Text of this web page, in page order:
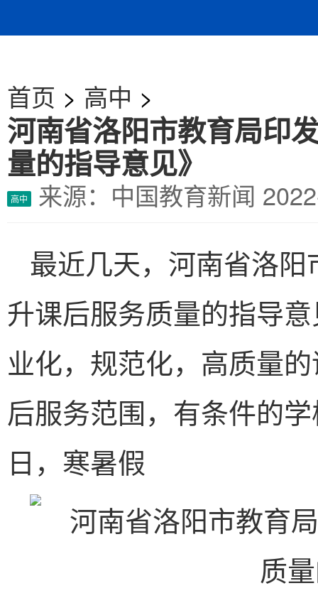
首页 > 高中 >
河南省洛阳市教育局印
量的指导意见》
高中 来源：中国教育新闻
最近几天，河南省洛
升课后服务质量的指导
业化，规范化，高质量
后服务范围，有条件的
日，寒暑假